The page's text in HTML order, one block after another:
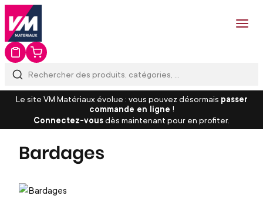
Le site VM Matériaux évolue : vous pouvez désormais passer
commande en ligne !
Connectez-vousdès maintenant pour en profiter.
Bardages